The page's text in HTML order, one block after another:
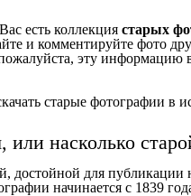
есть коллекция старых
и комментируйте фото
эту информацию
старые фотографии в
или насколько
достойной для
начинается с 1839